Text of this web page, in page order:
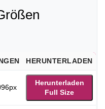
HERUNTERLADEN
Herunterladen
Full Size